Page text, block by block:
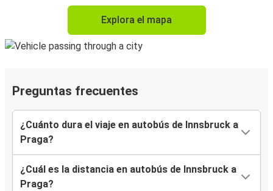
Explora el mapa
Preguntas frecuentes
¿Cuánto dura el viaje en autobús de Innsbruck a
Praga?
¿Cuál es la distancia en autobús de Innsbruck a
Praga?